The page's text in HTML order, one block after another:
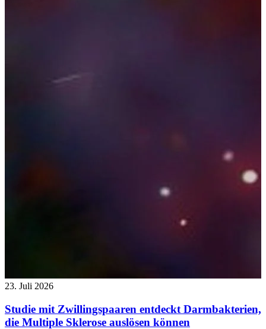
23. Juli 2026
Studie mit Zwillingspaaren entdeckt Darmbakterien,
die Multiple Sklerose auslösen können